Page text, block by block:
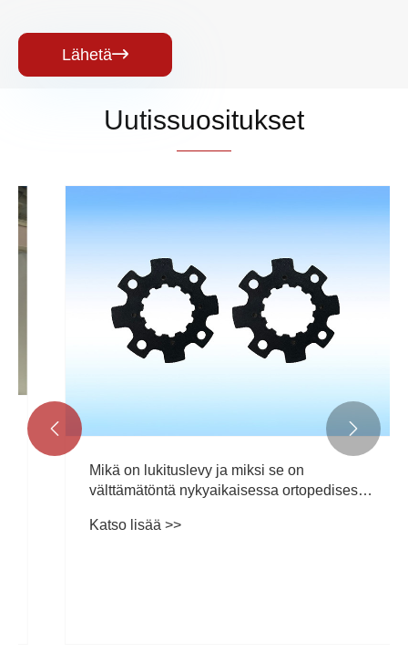
Lähetä
Uutissuositukset
Mikä on lukituslevy ja miksi se on
välttämätöntä nykyaikaisessa ortopedisessa
Katso lisää >>
 